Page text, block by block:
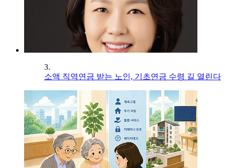
3.
소액 직역연금 받는 노인, 기초연금 수령 길 열린다